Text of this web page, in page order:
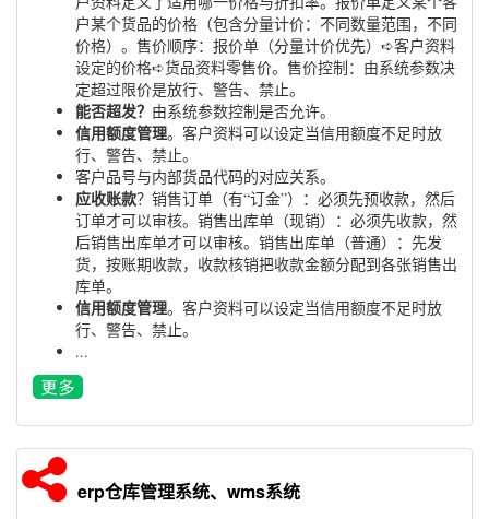
户某个货品的价格（包含分量计价：不同数量范围，不同
价格）。售价顺序：报价单（分量计价优先）➪客户资料
设定的价格➪货品资料零售价。售价控制：由系统参数决
定超过限价是放行、警告、禁止。
能否超发？ 由系统参数控制是否允许。
信用额度管理。客户资料可以设定当信用额度不足时放
行、警告、禁止。
客户品号与内部货品代码的对应关系。
应收账款？销售订单（有“订金”）：必须先预收款，然后
订单才可以审核。销售出库单（现销）：必须先收款，然
后销售出库单才可以审核。销售出库单（普通）：先发
货，按账期收款，收款核销把收款金额分配到各张销售出
库单。
信用额度管理。客户资料可以设定当信用额度不足时放
行、警告、禁止。
...
erp仓库管理系统、wms系统